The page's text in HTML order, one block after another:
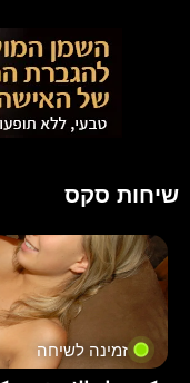
שיחות סקס
זמינה לשיחה